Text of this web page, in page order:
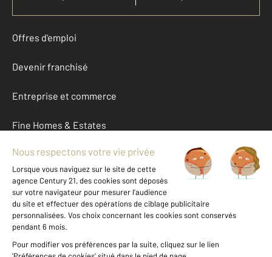
Offres d'emploi
Devenir franchisé
Entreprise et commerce
Fine Homes & Estates
À propos
International
Nous contacter